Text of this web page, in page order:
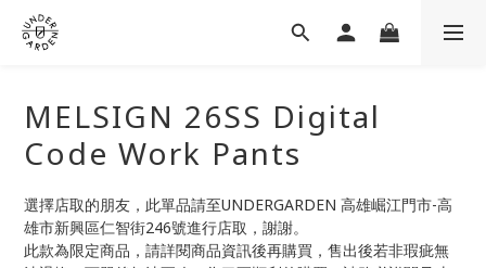
MELSIGN 26SS Digital
Code Work Pants
選擇店取的朋友，此單品請至UNDERGARDEN 高雄崛江門市-高
雄市新興區仁智街246號進行店取，謝謝。
此款為限定商品，請詳閱商品資訊後再購買，售出後若非瑕疵無